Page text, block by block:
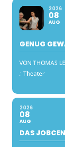
2026
08
AUG
GENUG
VON THOMAS
: Theater
2026
08
AUG
DAS